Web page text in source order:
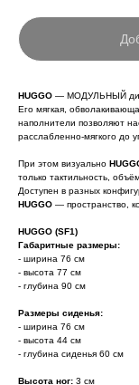
HUGGO — МОДУЛЬНЫЙ
Его мягкая,
наполнители позволяют
расслабленно-мягкого до
При этом визуально
только тактильность,
Доступен в разных
HUGGO — пространство,
HUGGO (SF1)
Габаритные размеры:
- ширина 76 см
- высота 77 см
- глубина 90 см
Размеры сиденья:
- ширина 76 см
- высота 44 см
- глубина сиденья 60 см
Высота ног: 3 см